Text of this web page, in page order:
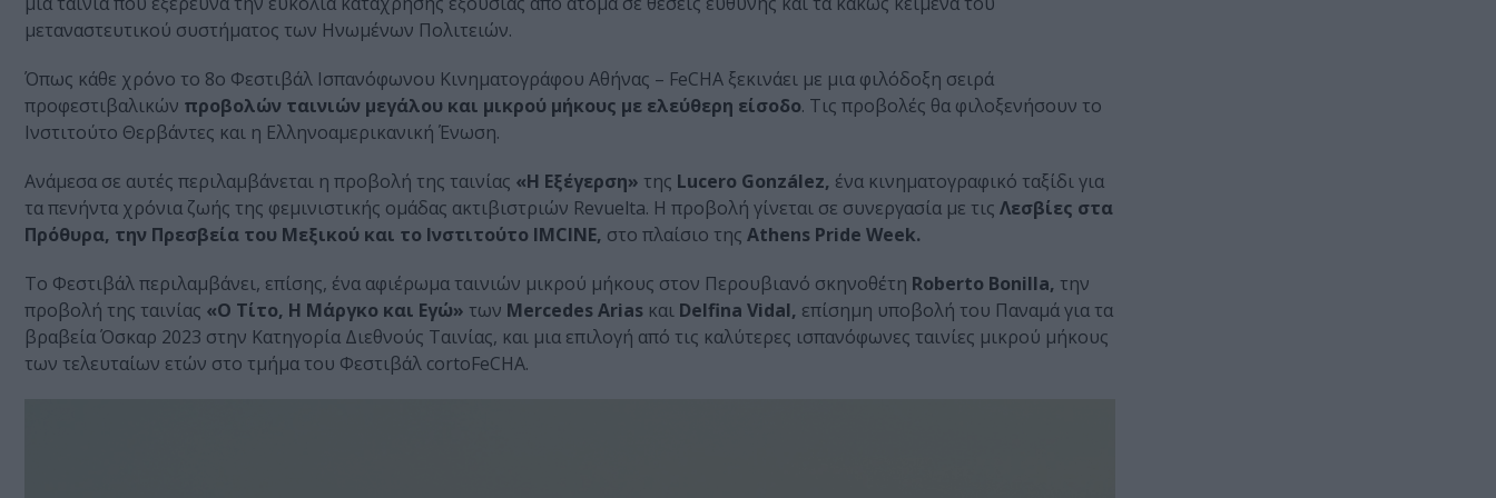
μεταναστευτικού συστήματος των Ηνωμένων Πολιτειών.
Όπως κάθε χρόνο το 8o Φεστιβάλ Ισπανόφωνου Κινηματογράφου Αθήνας – FeCHA ξεκινάει με μια φιλόδοξη σειρά
προφεστιβαλικών προβολών ταινιών μεγάλου και μικρού μήκους με ελεύθερη είσοδο. Τις προβολές θα φιλοξενήσουν το
Ινστιτούτο Θερβάντες και η Ελληνοαμερικανική Ένωση.
Ανάμεσα σε αυτές περιλαμβάνεται η προβολή της ταινίας «Η Εξέγερση» της Lucero González, ένα κινηματογραφικό ταξίδι για
τα πενήντα χρόνια ζωής της φεμινιστικής ομάδας ακτιβιστριών Revuelta. Η προβολή γίνεται σε συνεργασία με τις Λεσβίες στα
Πρόθυρα, την Πρεσβεία του Μεξικού και το Ινστιτούτο IMCINE, στο πλαίσιο της Athens Pride Week.
Το Φεστιβάλ περιλαμβάνει, επίσης, ένα αφιέρωμα ταινιών μικρού μήκους στον Περουβιανό σκηνοθέτη Roberto Bonilla, την
προβολή της ταινίας «Ο Τίτο, Η Μάργκο και Εγώ» των Mercedes Arias και Delfina Vidal, επίσημη υποβολή του Παναμά για τα
βραβεία Όσκαρ 2023 στην Κατηγορία Διεθνούς Ταινίας, και μια επιλογή από τις καλύτερες ισπανόφωνες ταινίες μικρού μήκους
των τελευταίων ετών στο τμήμα του Φεστιβάλ cortoFeCHA.